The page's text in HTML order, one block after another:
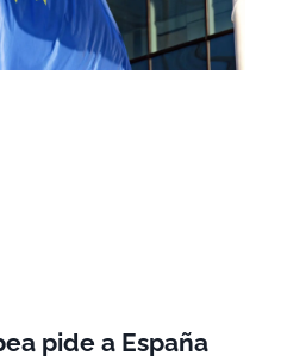
pide a España